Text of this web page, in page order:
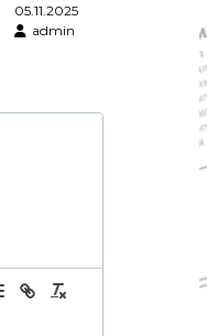
05.11.2025
admin